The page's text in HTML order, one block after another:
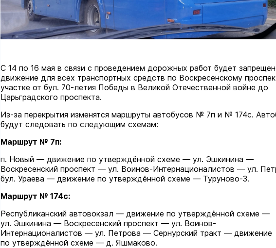
С 14 по 16 мая в связи с проведением дорожных работ будет
движение для всех транспортных средств по Воскресенскому
участке от бул. 70-летия Победы в Великой Отечественной войне до
Царьградского проспекта.
Из-за перекрытия изменятся маршруты автобусов № 7п и № 174с.
будут следовать по следующим схемам:
Маршрут № 7п:
п. Новый — движение по утверждённой схеме — ул. Эшкинина —
Воскресенский проспект — ул. Воинов-Интернационалистов — ул.
бул. Ураева — движение по утверждённой схеме — Туруново-3.
Маршрут № 174с:
Республиканский автовокзал — движение по утверждённой схеме —
ул. Эшкинина — Воскресенский проспект — ул. Воинов-
Интернационалистов — ул. Петрова — Сернурский тракт — движение
по утверждённой схеме — д. Яшмаково.